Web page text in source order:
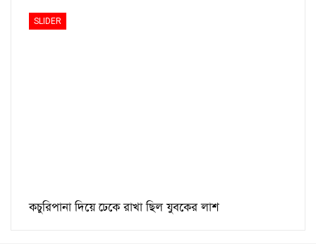
SLIDER
কচুরিপানা দিয়ে ঢেকে রাখা ছিল যুবকের লাশ